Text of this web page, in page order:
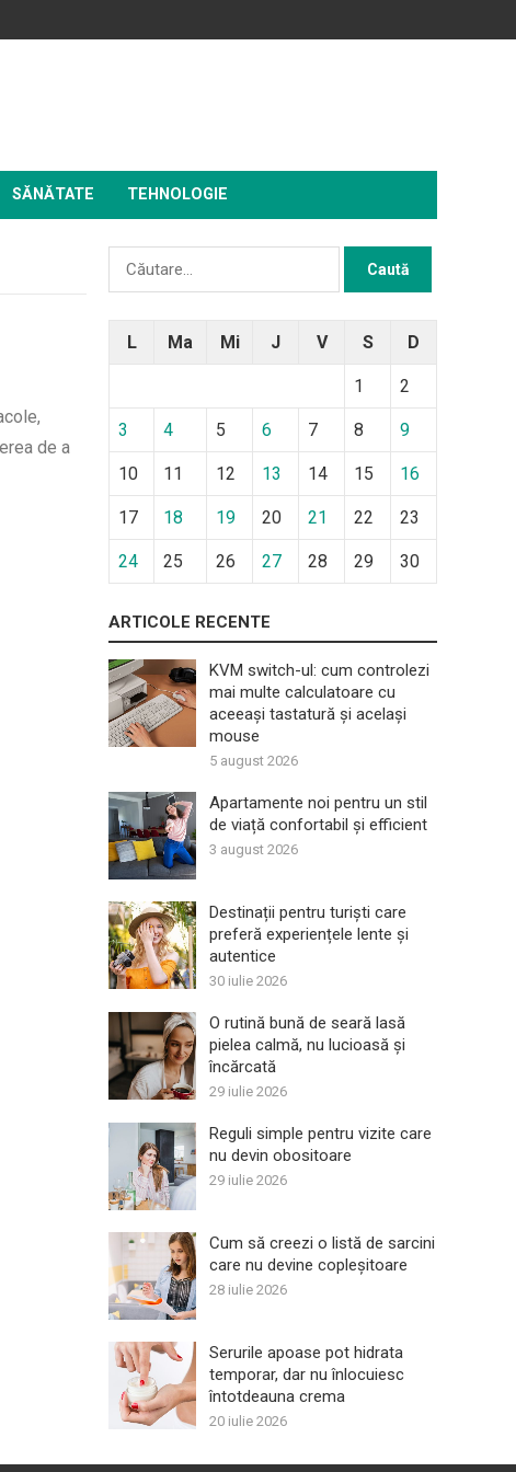
SĂNĂTATE TEHNOLOGIE
de a
Caută
L Ma Mi J V S D
1 2
3 4 5 6 7 8 9
10 11 12 13 14 15 16
17 18 19 20 21 22 23
24 25 26 27 28 29 30
ARTICOLE RECENTE
KVM switch-ul: cum controlezi
mai multe calculatoare cu
aceeași tastatură și același
mouse
5 august 2026
Apartamente noi pentru un stil
de viață confortabil și efficient
3 august 2026
Destinații pentru turiști care
preferă experiențele lente și
autentice
30 iulie 2026
O rutină bună de seară lasă
pielea calmă, nu lucioasă și
încărcată
29 iulie 2026
Reguli simple pentru vizite care
nu devin obositoare
29 iulie 2026
Cum să creezi o listă de sarcini
care nu devine copleșitoare
28 iulie 2026
Serurile apoase pot hidrata
temporar, dar nu înlocuiesc
întotdeauna crema
20 iulie 2026